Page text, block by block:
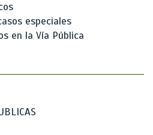
especiales
en la Vía Pública